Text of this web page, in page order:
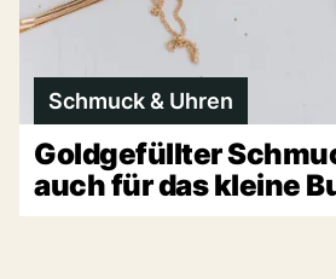
Schmuck & Uhren
Goldgefüllter
auch für das kleine